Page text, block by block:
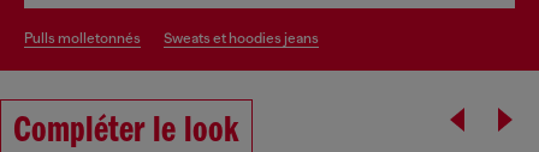
pulls molletonnés sweats et hoodies jeans
Compléter le look